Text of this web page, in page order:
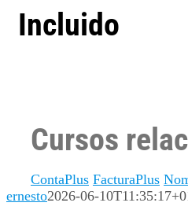
Incluido
Cursos
ContaPlus FacturaPlus
ernesto2026-06-